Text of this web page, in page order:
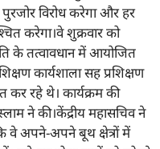
विरोध करेगा और हर
करेगा।वे शुक्रवार को
के तत्वावधान में आयोजित
कार्यशाला सह प्रशिक्षण
रहे थे। कार्यक्रम की
ने की।केंद्रीय महासचिव ने
वे अपने-अपने बूथ क्षेत्रों में